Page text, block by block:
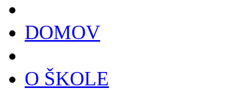
DOMOV
O ŠKOLE